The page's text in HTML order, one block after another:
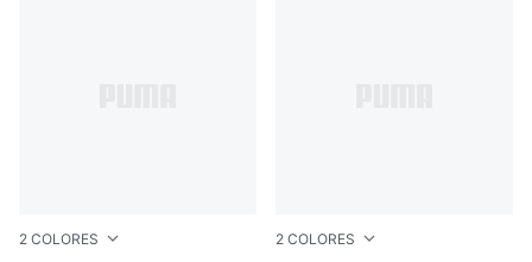
2 COLORES 2 COLORES